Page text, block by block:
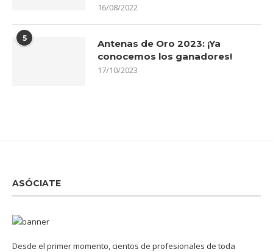
16/08/2022
5
Antenas de Oro 2023: ¡Ya
conocemos los ganadores!
17/10/2023
ASÓCIATE
Desde el primer momento, cientos de profesionales de toda